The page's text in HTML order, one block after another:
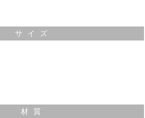
があります。一般的なＣＤも立てて
るようになっています。
サイズ
材質